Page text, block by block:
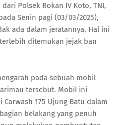
Polsek Rokan IV Koto, TNI,
Senin pagi (03/03/2025),
ada dalam jeratannya. Hal ini
ditemukan jejak ban
pada sebuah mobil
tersebut. Mobil ini
175 Ujung Batu dalam
belakang yang penuh